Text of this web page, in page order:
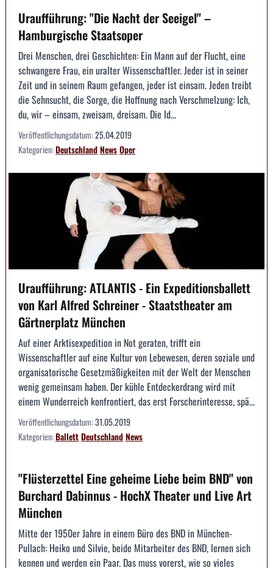
Uraufführung: "Die Nacht der Seeigel" –
Hamburgische Staatsoper
Drei Menschen, drei Geschichten: Ein Mann auf der Flucht, eine
schwangere Frau, ein uralter Wissenschaftler. Jeder ist in seiner
Zeit und in seinem Raum gefangen, jeder ist einsam. Jeden treibt
die Sehnsucht, die Sorge, die Hoffnung nach Verschmelzung: Ich,
du, wir – einsam, zweisam, dreisam. Die Id...
Veröffentlichungsdatum:25.04.2019
Kategorien:DeutschlandNewsOper
Uraufführung: ATLANTIS - Ein Expeditionsballett
von Karl Alfred Schreiner - Staatstheater am
Gärtnerplatz München
Auf einer Arktisexpedition in Not geraten, trifft ein
Wissenschaftler auf eine Kultur von Lebewesen, deren soziale und
organisatorische Gesetzmäßigkeiten mit der Welt der Menschen
wenig gemeinsam haben. Der kühle Entdeckerdrang wird mit
einem Wunderreich konfrontiert, das erst Forscherinteresse, spä...
Veröffentlichungsdatum:31.05.2019
Kategorien:BallettDeutschlandNews
"Flüsterzettel Eine geheime Liebe beim BND" von
Burchard Dabinnus - HochX Theater und Live Art
München
Mitte der 1950er Jahre in einem Büro des BND in München-
Pullach: Heiko und Silvie, beide Mitarbeiter des BND, lernen sich
kennen und werden ein Paar. Das muss vorerst, wie so vieles